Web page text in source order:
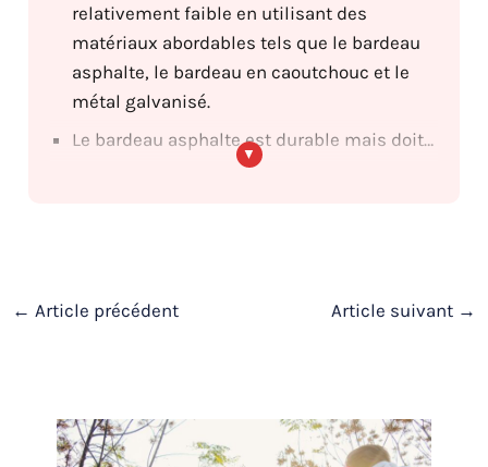
relativement faible en utilisant des
matériaux abordables tels que le bardeau
asphalte, le bardeau en caoutchouc et le
métal galvanisé.
Le bardeau asphalte est durable mais doit être remplacé régulièrement, tandis que le bardeau en caoutchouc est plus résistant aux intempéries et peut durer jusqu’à 50 ans.
← Article précédent Article suivant →